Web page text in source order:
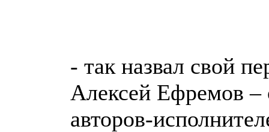
- так назвал свой
Алексей Ефремов –
авторов-